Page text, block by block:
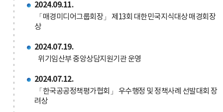
2024.09.11.
「매경미디어그룹회장」 제13회 대한민국지식대상 매경회장
상
2024.07.19.
위기임산부 중앙상담지원기관 운영
2024.07.12.
「한국공공정책평가협회」 우수행정 및 정책사례 선발대회 장
려상